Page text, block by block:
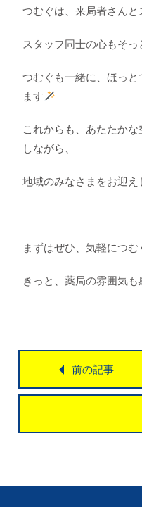
つむぐは、来局者さんと
スタッフ同士の心もそ
つむぐも一緒に、ほっ
ます
これからも、あたたか
しながら、
地域のみなさまをお迎
まずはぜひ、気軽につ
きっと、薬局の雰囲気
前の記事